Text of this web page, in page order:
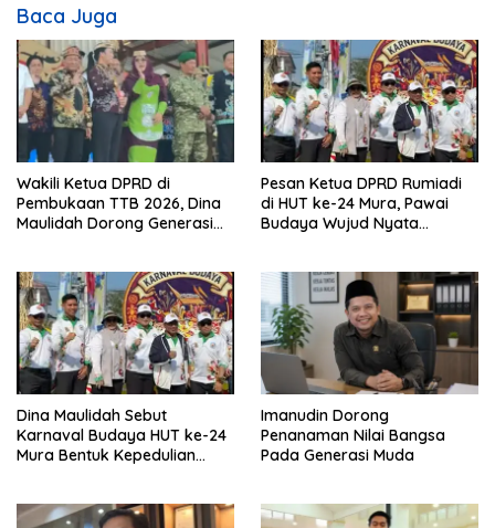
Baca Juga
Wakili Ketua DPRD di
Pembukaan TTB 2026, Dina
Maulidah Dorong Generasi
Pesan Ketua DPRD Rumiadi
di HUT ke-24 Mura, Pawai
Budaya Wujud Nyata
Dina Maulidah Sebut
Karnaval Budaya HUT ke-24
Mura Bentuk Kepedulian
Imanudin Dorong
Penanaman Nilai Bangsa
Pada Generasi Muda